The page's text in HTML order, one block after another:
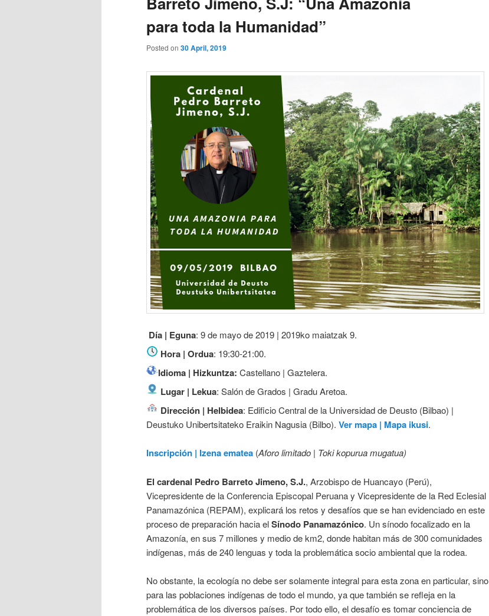
para toda la Humanidad”
Posted on 30 April, 2019
Día | Eguna: 9 de mayo de 2019 | 2019ko maiatzak 9.
Hora | Ordua: 19:30-21:00.
Idioma | Hizkuntza: Castellano | Gaztelera.
Lugar | Lekua: Salón de Grados | Gradu Aretoa.
Dirección | Helbidea: Edificio Central de la Universidad de Deusto (Bilbao) |
Deustuko Unibertsitateko Eraikin Nagusia (Bilbo). Ver mapa | Mapa ikusi.
Inscripción | Izena ematea (Aforo limitado | Toki kopurua mugatua)
El cardenal Pedro Barreto Jimeno, S.J., Arzobispo de Huancayo (Perú),
Vicepresidente de la Conferencia Episcopal Peruana y Vicepresidente de la Red Eclesial
Panamazónica (REPAM), explicará los retos y desafíos que se han evidenciado en este
proceso de preparación hacia elSínodo Panamazónico. Un sínodo focalizado en la
Amazonía, en sus 7 millones y medio de km2, donde habitan más de 300 comunidades
indígenas, más de 240 lenguas y toda la problemática socio ambiental que la rodea.
No obstante, la ecología no debe ser solamente integral para esta zona en particular, sino
para las poblaciones indígenas de todo el mundo, ya que también se refleja en la
problemática de los diversos países. Por todo ello, el desafío es tomar conciencia de